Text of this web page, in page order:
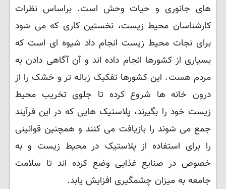
های جانوری و حیات وحش است. براساس نظرات
کارشناسان محیط زیست، نخستین کاری که می شود
برای نجات محیط زیست انجام داد شیوه ای است که
بسیاری از کشورها انجام داده اند و آن آگاهی دادن به
مردم هست. این کشورها تفکیک زباله تر و خشک را از
درون خانه ها شروع کرده تا جلوی تخریب محیط
زیست خود را بگیرند، پلاستیک هایی که در این فرآیند
جمع می شوند را بازیافت می کنند و همچنین قوانینی
را برای استفاده از پلاستیک در محیط زیست و به
خصوص در صنایع غذایی وضع کرده اند تا سلامت
جامعه به میزان چشمگیری افزایش یابد.